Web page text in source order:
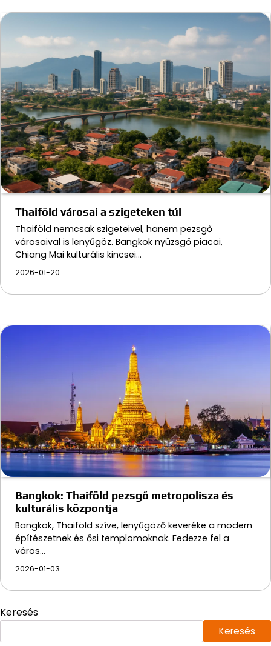
Thaiföld városai a szigeteken túl
Thaiföld nemcsak szigeteivel, hanem pezsgő
városaival is lenyűgöz. Bangkok nyüzsgő piacai,
Chiang Mai kulturális kincsei…
2026-01-20
Bangkok: Thaiföld pezsgő metropolisza és
kulturális központja
Bangkok, Thaiföld szíve, lenyűgöző keveréke a modern
építészetnek és ősi templomoknak. Fedezze fel a
város…
2026-01-03
Keresés
Keresés